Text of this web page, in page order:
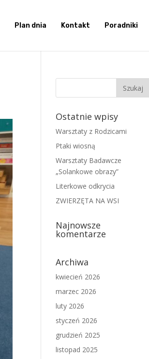
Plan dnia Kontakt Poradniki
Ostatnie wpisy
Warsztaty z Rodzicami
Ptaki wiosną
Warsztaty Badawcze
„Solankowe obrazy”
Literkowe odkrycia
ZWIERZĘTA NA WSI
Najnowsze
komentarze
Archiwa
kwiecień 2026
marzec 2026
luty 2026
styczeń 2026
grudzień 2025
listopad 2025